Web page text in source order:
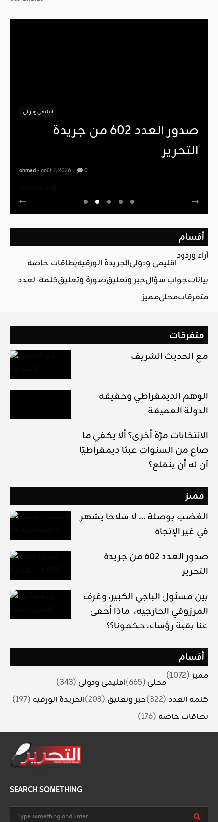
اقليمي ودولي
صدور العدد 602 من جريدة
التحرير
ahmed - août 2, 2026 0
أقسام
آراء وردود
اقليمي ودوليالجريدة الورقيةبطاقات خاصة
بياناتجواب سؤالخبر وتعليقصورة وتعليقكلمة العدد
متفرقاتمحليمميز
متفرقات
مع الحديث الشريف
الوهم الديمقراطي وحقيقة
الدولة العميقة
الانتخابات مرّة أخرى؟ ألا يكفي ما
ضاع من السنوات عبثا ديمقراطيّا
آن له أن ينقلع؟
مميز
الغضب بوصلة … لا سلاحا يشهر
في غير الإتجاه
صدور العدد 602 من جريدة
التحرير
بين مسئول الباجي الكبير، وغرف
المرزوقي الخارجية، ماذا أخفى
عنا بقية رؤساء، حكمونا؟؟
أقسام
مميز(1072)
محلي (665) اقليمي ودولي (343)
كلمة العدد (322) خبر وتعليق (203) الجريدة الورقية (197)
بطاقات خاصة (176)
SEARCH SOMETHING